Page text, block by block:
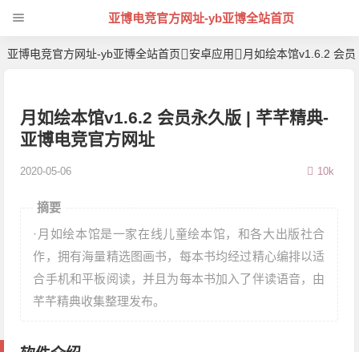
亚博电竞官方网址-yb亚博全站首页
亚博电竞官方网址-yb亚博全站首页 安卓应用 月如绘本馆v1.6.2 会员
月如绘本馆v1.6.2 会员永久版 | 芊芊精典-
亚博电竞官方网址
2020-05-06 10k
摘要
·月如绘本馆是一家在线儿童绘本馆，和各大出版社合
作，拥有海量精选图画书，每本书均经过精心编排以适
合手机和平板阅读，并且为每本书加入了伴读语音，由
芊芊精典收集整理发布。